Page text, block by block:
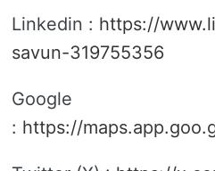
Linkedin : https://
savun-319755356
Google
: https://